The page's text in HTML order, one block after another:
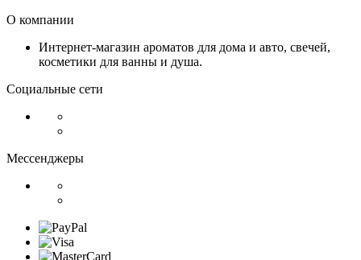
О компании
Интернет-магазин ароматов для дома и авто, свечей,
косметики для ванны и душа.
Социальные сети
Мессенджеры